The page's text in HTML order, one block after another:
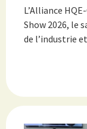
L’Alliance
Show 2026, le
de l’industrie